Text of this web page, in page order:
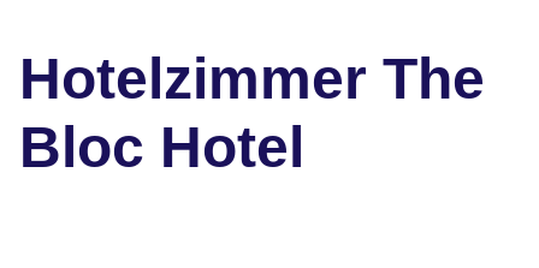
Hotelzimmer The
Bloc Hotel